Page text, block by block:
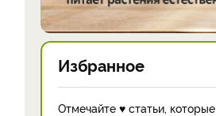
Избранное
Отмечайте ♥ статьи,